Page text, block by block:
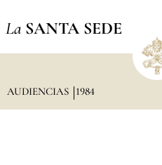
La SANTA SEDE
AUDIENCIAS 1984